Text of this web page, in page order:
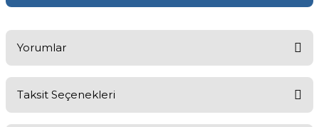
Yorumlar
Taksit Seçenekleri